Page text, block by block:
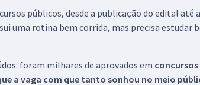
públicos, desde a publicação do edital
uma rotina bem corrida, mas precisa estudar
foram milhares de aprovados em
a vaga com que tanto sonhou no meio